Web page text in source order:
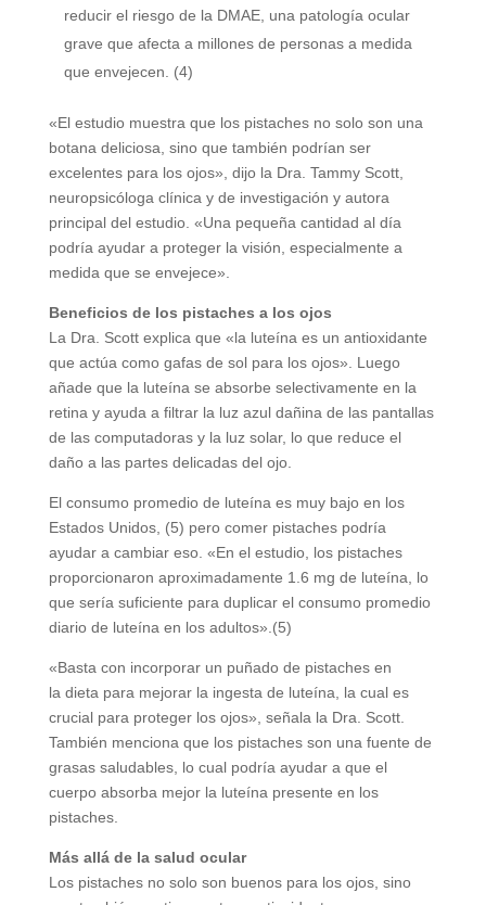
reducir el riesgo de la DMAE, una patología ocular
grave que afecta a millones de personas a medida
que envejecen. (4)
«El estudio muestra que los pistaches no solo son una
botana deliciosa, sino que también podrían ser
excelentes para los ojos», dijo la Dra. Tammy Scott,
neuropsicóloga clínica y de investigación y autora
principal del estudio. «Una pequeña cantidad al día
podría ayudar a proteger la visión, especialmente a
medida que se envejece».
Beneficios de los pistaches a los ojos
La Dra. Scott explica que «la luteína es un antioxidante
que actúa como gafas de sol para los ojos». Luego
añade que la luteína se absorbe selectivamente en la
retina y ayuda a filtrar la luz azul dañina de las pantallas
de las computadoras y la luz solar, lo que reduce el
daño a las partes delicadas del ojo.
El consumo promedio de luteína es muy bajo en los
Estados Unidos, (5) pero comer pistaches podría
ayudar a cambiar eso. «En el estudio, los pistaches
proporcionaron aproximadamente 1.6 mg de luteína, lo
que sería suficiente para duplicar el consumo promedio
diario de luteína en los adultos».(5)
«Basta con incorporar un puñado de pistaches en
la dieta para mejorar la ingesta de luteína, la cual es
crucial para proteger los ojos», señala la Dra. Scott.
También menciona que los pistaches son una fuente de
grasas saludables, lo cual podría ayudar a que el
cuerpo absorba mejor la luteína presente en los
pistaches.
Más allá de la salud ocular
Los pistaches no solo son buenos para los ojos, sino